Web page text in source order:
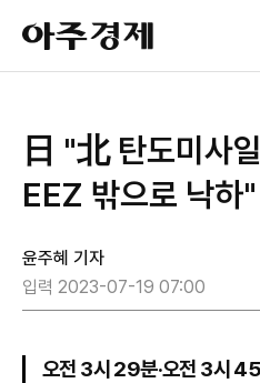
아
주
경
日 "北 탄도미사
EEZ 밖으로 낙하"
윤주혜 기자
입력 2023-07-19 07:00
오전 3시 29분·오전 3시